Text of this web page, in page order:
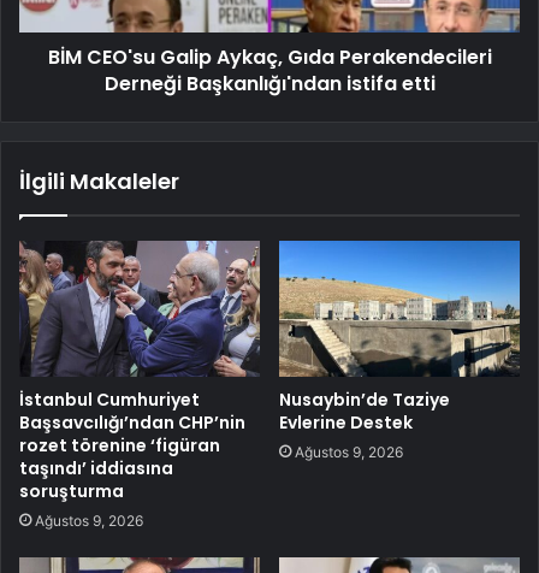
BİM CEO'su Galip Aykaç, Gıda Perakendecileri
Derneği Başkanlığı'ndan istifa etti
İlgili Makaleler
İstanbul Cumhuriyet
Başsavcılığı’ndan CHP’nin
rozet törenine ‘figüran
taşındı’ iddiasına
soruşturma
Ağustos 9, 2026
Nusaybin’de Taziye
Evlerine Destek
Ağustos 9, 2026